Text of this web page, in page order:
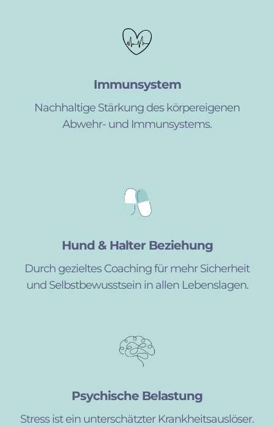
Immunsystem
Nachhaltige Stärkung des körpereigenen
Abwehr- und Immunsystems.
Hund & Halter Beziehung
Durch gezieltes Coaching für mehr Sicherheit
und Selbstbewusstsein in allen Lebenslagen.
Psychische Belastung
Stress ist ein unterschätzter Krankheitsauslöser.